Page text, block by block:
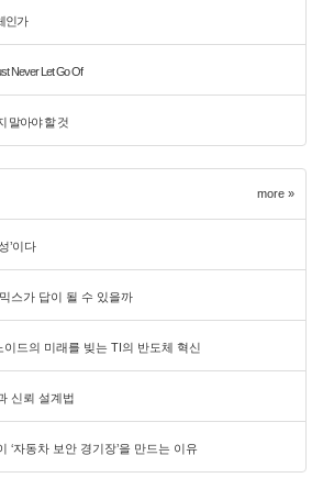
인가
Never Let Go Of
말아야 할 것
more »
’이다
스가 답이 될 수 있을까
드의 미래를 빚는 TI의 반도체 혁신
신뢰 설계법
‘자동차 보안 경기장’을 만드는 이유